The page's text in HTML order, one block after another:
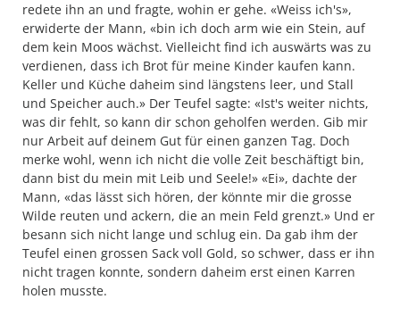
redete ihn an und fragte, wohin er gehe. «Weiss ich's»,
erwiderte der Mann, «bin ich doch arm wie ein Stein, auf
dem kein Moos wächst. Vielleicht find ich auswärts was zu
verdienen, dass ich Brot für meine Kinder kaufen kann.
Keller und Küche daheim sind längstens leer, und Stall
und Speicher auch.» Der Teufel sagte: «Ist's weiter nichts,
was dir fehlt, so kann dir schon geholfen werden. Gib mir
nur Arbeit auf deinem Gut für einen ganzen Tag. Doch
merke wohl, wenn ich nicht die volle Zeit beschäftigt bin,
dann bist du mein mit Leib und Seele!» «Ei», dachte der
Mann, «das lässt sich hören, der könnte mir die grosse
Wilde reuten und ackern, die an mein Feld grenzt.» Und er
besann sich nicht lange und schlug ein. Da gab ihm der
Teufel einen grossen Sack voll Gold, so schwer, dass er ihn
nicht tragen konnte, sondern daheim erst einen Karren
holen musste.